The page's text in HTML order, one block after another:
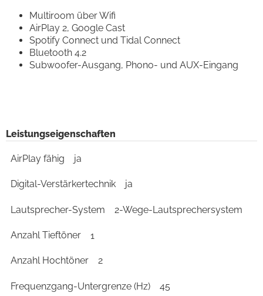
Multiroom über Wifi
AirPlay 2, Google Cast
Spotify Connect und Tidal Connect
Bluetooth 4.2
Subwoofer-Ausgang, Phono- und AUX-Eingang
Leistungseigenschaften
AirPlay fähig ja
Digital-Verstärkertechnik ja
Lautsprecher-System 2-Wege-Lautsprechersystem
Anzahl Tieftöner 1
Anzahl Hochtöner 2
Frequenzgang-Untergrenze (Hz) 45